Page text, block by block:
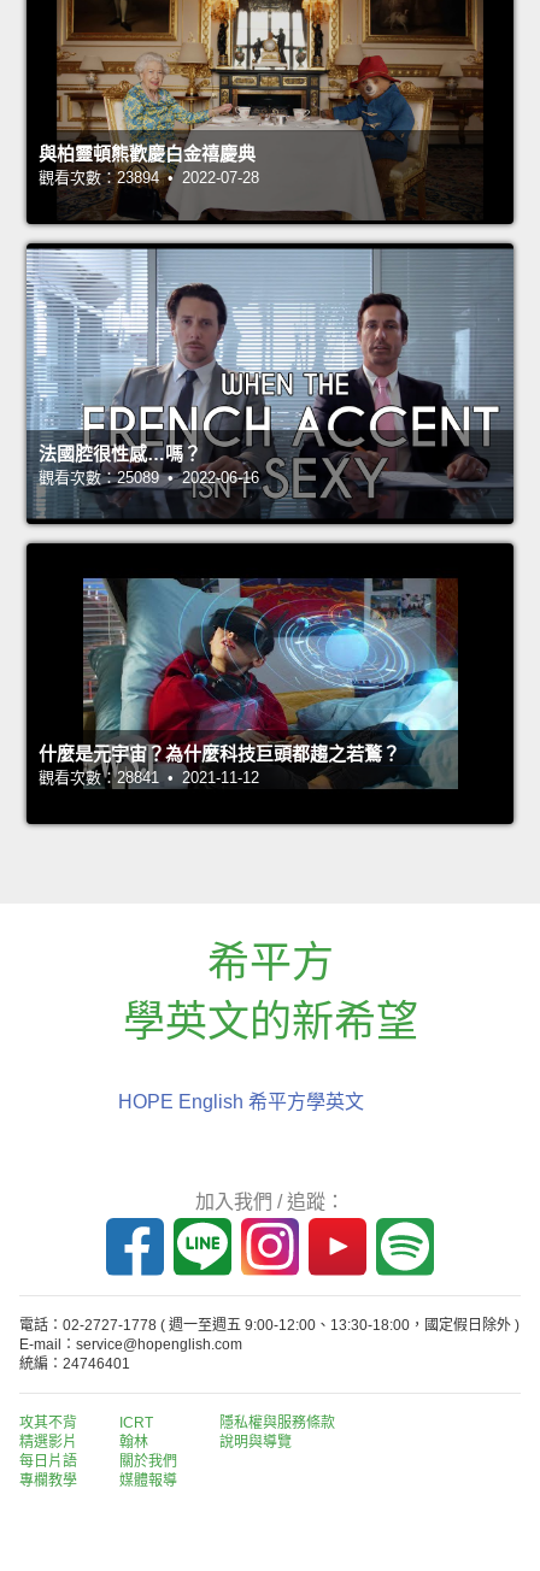
與柏靈頓熊歡慶白金禧慶典
觀看次數：23894 • 2022-07-28
法國腔很性感…嗎？
觀看次數：25089 • 2022-06-16
什麼是元宇宙？為什麼科技巨頭都趨之若鶩？
觀看次數：28841 • 2021-11-12
希平方
學英文的新希望
HOPE English 希平方學英文
加入我們 / 追蹤：
電話：02-2727-1778 ( 週一至週五 9:00-12:00、13:30-18:00，國定假日除外 )
E-mail：service@hopenglish.com
統編：24746401
攻其不背
精選影片
每日片語
專欄教學
ICRT
翰林
關於我們
媒體報導
隱私權與服務條款
說明與導覽